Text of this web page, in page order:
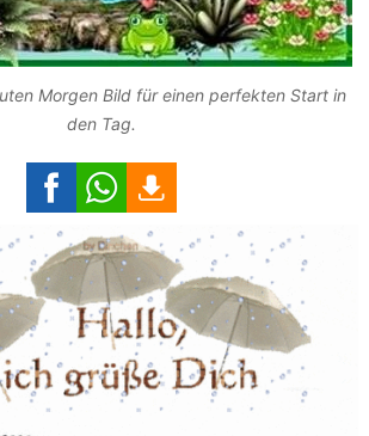
Morgen Bild für einen perfekten Start in
den Tag.